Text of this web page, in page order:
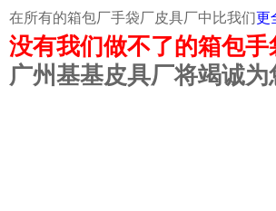
在所有的箱包厂手袋厂皮具厂中比我们更
没有我们做不了的箱包
广州基基皮具厂将竭诚